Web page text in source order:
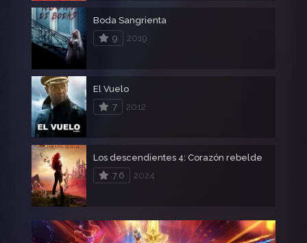
Boda Sangrienta
9
2019
El Vuelo
7
2012
Los descendientes 4: Corazón rebelde
7.6
2024